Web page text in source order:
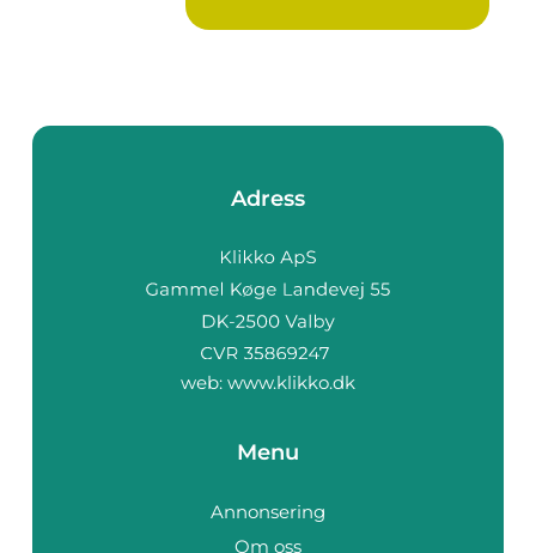
Adress
web: www.klikko.dk
Menu
Annonsering
Om oss